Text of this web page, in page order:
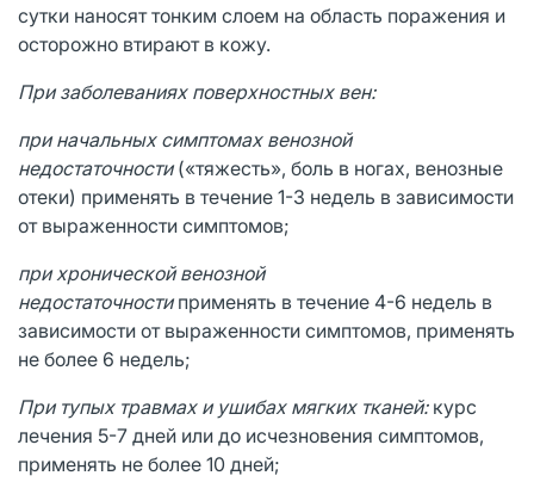
сутки наносят тонким слоем на область поражения и
осторожно втирают в кожу.
При заболеваниях поверхностных вен:
при начальных симптомах венозной
недостаточности(«тяжесть», боль в ногах, венозные
отеки) применять в течение 1-3 недель в зависимости
от выраженности симптомов;
при хронической венозной
недостаточностиприменять в течение 4-6 недель в
зависимости от выраженности симптомов, применять
не более 6 недель;
При тупых травмах и ушибах мягких тканей:курс
лечения 5-7 дней или до исчезновения симптомов,
применять не более 10 дней;